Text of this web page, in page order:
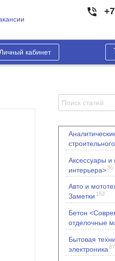
Личный кабинет
Аксессуары и
интерьера>36
Авто и
Заметки 152
Бетон
отделочные
Бытовая
электроника 87